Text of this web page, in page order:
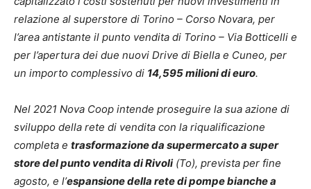
relazione al superstore di Torino – Corso Novara, per
l’area antistante il punto vendita di Torino – Via Botticelli e
per l’apertura dei due nuovi Drive di Biella e Cuneo, per
un importo complessivo di 14,595 milioni di euro.
Nel 2021 Nova Coop intende proseguire la sua azione di
sviluppo della rete di vendita con la riqualificazione
completa e trasformazione da supermercato a super
store del punto vendita di Rivoli(To), prevista per fine
agosto, e l’espansione della rete di pompe bianche a